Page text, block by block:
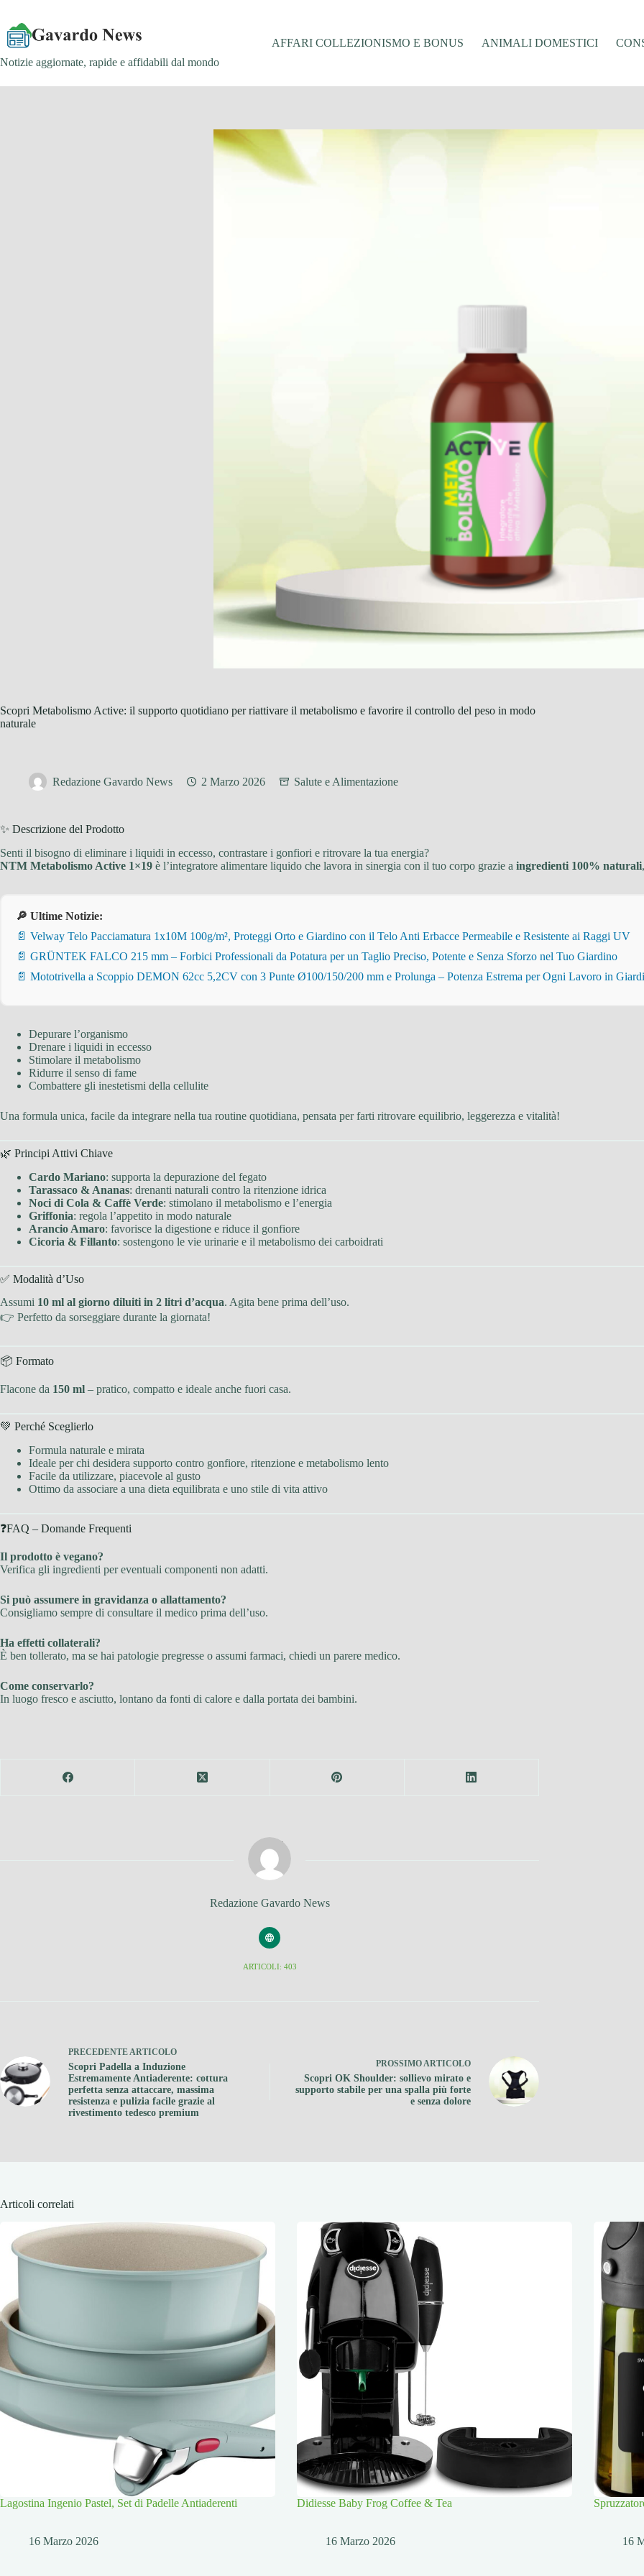
contenuto
Notizie aggiornate, rapide e affidabili dal mondo
AFFARI COLLEZIONISMO E BONUS ANIMALI DOMESTICI
Scopri Metabolismo Active: il supporto quotidiano per riattivare il metabolismo e favorire il controllo del peso in modo
naturale
Redazione Gavardo News 2 Marzo 2026 Salute e Alimentazione
✨ Descrizione del Prodotto
Senti il bisogno di eliminare i liquidi in eccesso, contrastare i gonfiori e ritrovare la tua energia?
NTM Metabolismo Active 1×19 è l’integratore alimentare liquido che lavora in sinergia con il tuo corpo grazie a ingredienti 100% naturali
🔎 Ultime Notizie:
📄 Velway Telo Pacciamatura 1x10M 100g/m², Proteggi Orto e Giardino con il Telo Anti Erbacce Permeabile e Resistente ai Raggi UV
📄 GRÜNTEK FALCO 215 mm – Forbici Professionali da Potatura per un Taglio Preciso, Potente e Senza Sforzo nel Tuo Giardino
📄 Mototrivella a Scoppio DEMON 62cc 5,2CV con 3 Punte Ø100/150/200 mm e Prolunga – Potenza Estrema per Ogni Lavoro in
Depurare l’organismo
Drenare i liquidi in eccesso
Stimolare il metabolismo
Ridurre il senso di fame
Combattere gli inestetismi della cellulite
Una formula unica, facile da integrare nella tua routine quotidiana, pensata per farti ritrovare equilibrio, leggerezza e vitalità!
🌿 Principi Attivi Chiave
Cardo Mariano: supporta la depurazione del fegato
Tarassaco & Ananas: drenanti naturali contro la ritenzione idrica
Noci di Cola & Caffè Verde: stimolano il metabolismo e l’energia
Griffonia: regola l’appetito in modo naturale
Arancio Amaro: favorisce la digestione e riduce il gonfiore
Cicoria & Fillanto: sostengono le vie urinarie e il metabolismo dei carboidrati
✅ Modalità d’Uso
Assumi 10 ml al giorno diluiti in 2 litri d’acqua. Agita bene prima dell’uso.
👉 Perfetto da sorseggiare durante la giornata!
📦 Formato
Flacone da 150 ml – pratico, compatto e ideale anche fuori casa.
💚 Perché Sceglierlo
Formula naturale e mirata
Ideale per chi desidera supporto contro gonfiore, ritenzione e metabolismo lento
Facile da utilizzare, piacevole al gusto
Ottimo da associare a una dieta equilibrata e uno stile di vita attivo
❓FAQ – Domande Frequenti
Il prodotto è vegano?
Verifica gli ingredienti per eventuali componenti non adatti.
Si può assumere in gravidanza o allattamento?
Consigliamo sempre di consultare il medico prima dell’uso.
Ha effetti collaterali?
È ben tollerato, ma se hai patologie pregresse o assumi farmaci, chiedi un parere medico.
Come conservarlo?
In luogo fresco e asciutto, lontano da fonti di calore e dalla portata dei bambini.
Redazione Gavardo News
ARTICOLI: 403
PRECEDENTE ARTICOLO
Scopri Padella a Induzione
Estremamente Antiaderente: cottura
perfetta senza attaccare, massima
resistenza e pulizia facile grazie al
rivestimento tedesco premium
PROSSIMO ARTICOLO
Scopri OK Shoulder: sollievo mirato e
supporto stabile per una spalla più forte
e senza dolore
Articoli correlati
Lagostina Ingenio Pastel, Set di Padelle Antiaderenti
16 Marzo 2026
Didiesse Baby Frog Coffee & Tea
16 Marzo 2026 16